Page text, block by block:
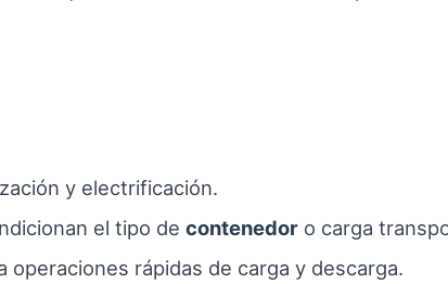
y electrificación.
el tipo de contenedor o carga
operaciones rápidas de carga y descarga.